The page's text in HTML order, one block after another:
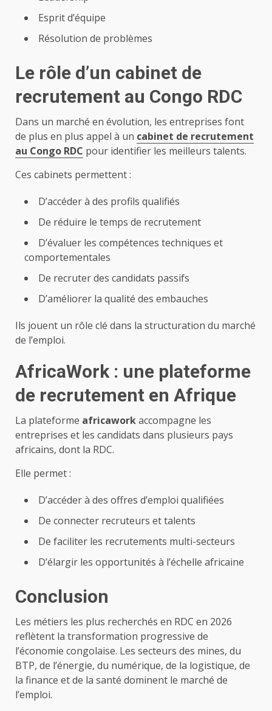
Esprit d’équipe
Résolution de problèmes
Le rôle d’un cabinet de
recrutement au Congo RDC
Dans un marché en évolution, les entreprises font
de plus en plus appel à un cabinet de recrutement
au Congo RDC pour identifier les meilleurs talents.
Ces cabinets permettent :
D’accéder à des profils qualifiés
De réduire le temps de recrutement
D’évaluer les compétences techniques et
comportementales
De recruter des candidats passifs
D’améliorer la qualité des embauches
Ils jouent un rôle clé dans la structuration du marché
de l’emploi.
AfricaWork : une plateforme
de recrutement en Afrique
La plateforme africaworkaccompagne les
entreprises et les candidats dans plusieurs pays
africains, dont la RDC.
Elle permet :
D’accéder à des offres d’emploi qualifiées
De connecter recruteurs et talents
De faciliter les recrutements multi-secteurs
D’élargir les opportunités à l’échelle africaine
Conclusion
Les métiers les plus recherchés en RDC en 2026
reflètent la transformation progressive de
l’économie congolaise. Les secteurs des mines, du
BTP, de l’énergie, du numérique, de la logistique, de
la finance et de la santé dominent le marché de
l’emploi.